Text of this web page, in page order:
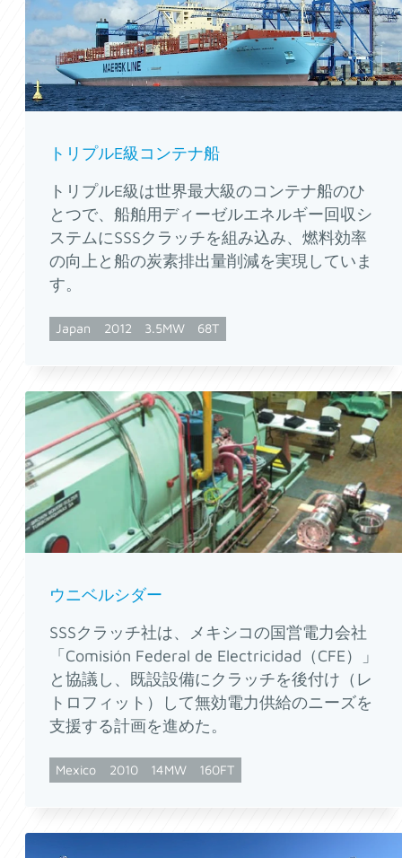
トリプルE級コンテナ船
トリプルE級は世界最大級のコンテナ船のひ
とつで、船舶用ディーゼルエネルギー回収シ
ステムにSSSクラッチを組み込み、燃料効率
の向上と船の炭素排出量削減を実現していま
す。
Japan 2012 3.5MW 68T
ウニベルシダー
SSSクラッチ社は、メキシコの国営電力会社
「Comisión Federal de Electricidad（CFE）」
と協議し、既設設備にクラッチを後付け（レ
トロフィット）して無効電力供給のニーズを
支援する計画を進めた。
Mexico 2010 14MW 160FT